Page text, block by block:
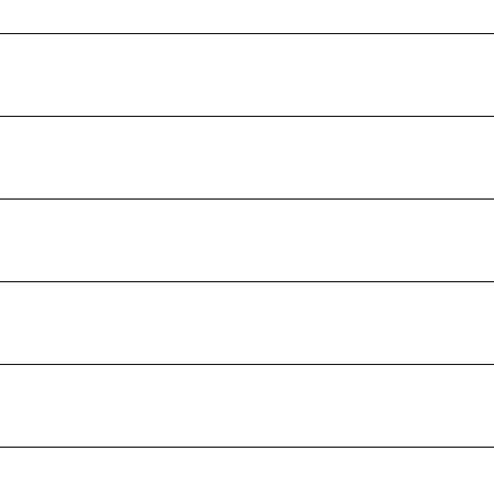
Basilicata
Molise
Contea di Marijampolė